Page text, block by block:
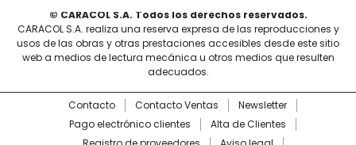
© CARACOL S.A. Todos los derechos reservados.
CARACOL S.A. realiza una reserva expresa de las reproducciones y
usos de las obras y otras prestaciones accesibles desde este sitio
web a medios de lectura mecánica u otros medios que resulten
adecuados.
Contacto Contacto Ventas
Newsletter
Pago electrónico clientes
Alta de Clientes